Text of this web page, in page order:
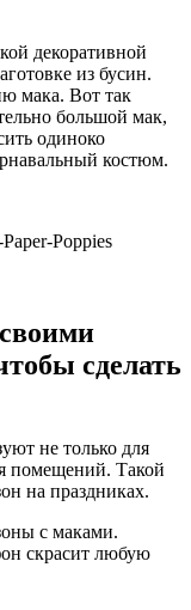
декоративной
из бусин.
мака. Вот так
большой мак,
одиноко
костюм.
Poppies
сделать
не только для
помещений. Такой
на праздниках.
с маками.
скрасит любую